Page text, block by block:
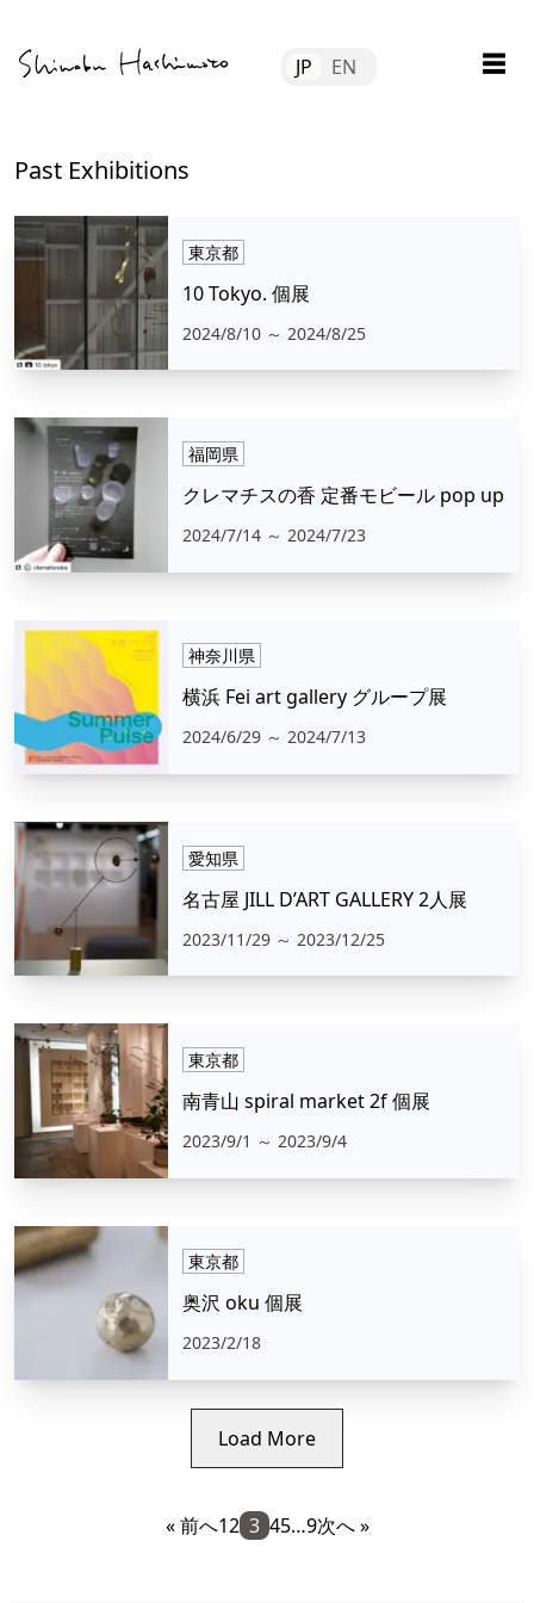
content
JP EN ☰
Past Exhibitions
東京都
10 Tokyo. 個展
2024/8/10 ～ 2024/8/25
福岡県
クレマチスの香 定番モビール pop up
2024/7/14 ～ 2024/7/23
神奈川県
横浜 Fei art gallery グループ展
2024/6/29 ～ 2024/7/13
愛知県
名古屋 JILL D’ART GALLERY 2人展
2023/11/29 ～ 2023/12/25
東京都
南青山 spiral market 2f 個展
2023/9/1 ～ 2023/9/4
東京都
奥沢 oku 個展
2023/2/18
Load More
« 前へ12 3 45…9次へ »